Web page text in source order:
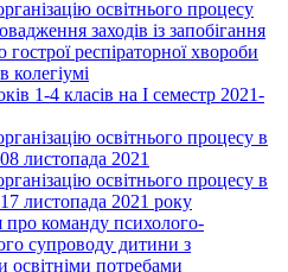
освітнього процесу
заходів із запобігання
респіраторної хвороби
1-4 класів на І семестр 2021-
освітнього процесу в
08 листопада 2021
освітнього процесу в
17 листопада 2021 року
команду психолого-
супроводу дитини з
освітніми потребами